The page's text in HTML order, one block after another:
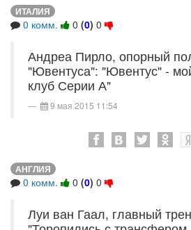
ИТАЛИЯ
0 комм. 0 (0) 0
Андреа Пирло, опорный
"Ювентуса": "Ювентус" -
клуб Серии А"
9 мая 2015 11:54
АНГЛИЯ
0 комм. 0 (0) 0
Луи ван Гаал, главный